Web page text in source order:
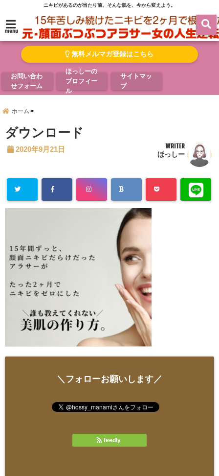
ニキビがあるのが当たり前。そんな肌を、今から変えよう。
menu
無料メルマガ登録はこちら
お問い合わ
せフォーム
ほっしーの
プロフィー
ル
サイトマッ
プ
ホーム
ダウンロード
2020年9月21日 WRITER
ほっしー
＼フォローお願いします／
feedly